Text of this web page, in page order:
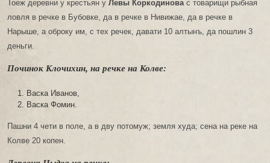
Тоеж деревни у крестьян у Левы Коркодинова с товарищи рыбная
ловля в речке в Бубовке, да в речке в Нивижае, да в речке в
Нарыше, а оброку им, с тех речек, давати 10 алтынъ, да пошлин 3
деньги.
Починок Клочихин, на речке на Колве:
Васка Иванов,
Васка Фомин.
Пашни 4 чети в поле, а в дву потомуж; земля худа; сена на реке на
Колве 20 копен.